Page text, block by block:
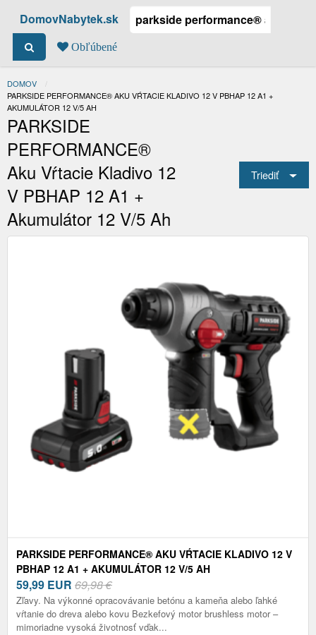
DomovNabytek.sk
Obľúbené
DOMOV
ACTUAL:
PARKSIDE PERFORMANCE® AKU VŔTACIE KLADIVO 12 V PBHAP 12 A1 +
AKUMULÁTOR 12 V/5 AH
PARKSIDE
PERFORMANCE®
Aku Vŕtacie Kladivo 12
V PBHAP 12 A1 +
Akumulátor 12 V/5 Ah
Triediť
PARKSIDE PERFORMANCE® AKU VŔTACIE KLADIVO 12 V
PBHAP 12 A1 + AKUMULÁTOR 12 V/5 AH
59,99 EUR 69,98 €
Zľavy. Na výkonné opracovávanie betónu a kameňa alebo ľahké
vŕtanie do dreva alebo kovu Bezkefový motor brushless motor –
mimoriadne vysoká životnosť vďak...